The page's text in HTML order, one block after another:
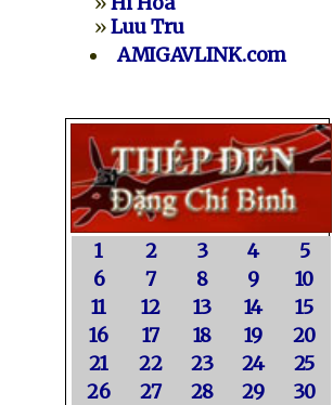
»Luu Tru
AMIGAVLINK.com
1 2 3 4
5
6
7 8 9
10
11
12 13 14
15
16
17 18 19
20
21
22 23 24
25
26
27 28 29
30